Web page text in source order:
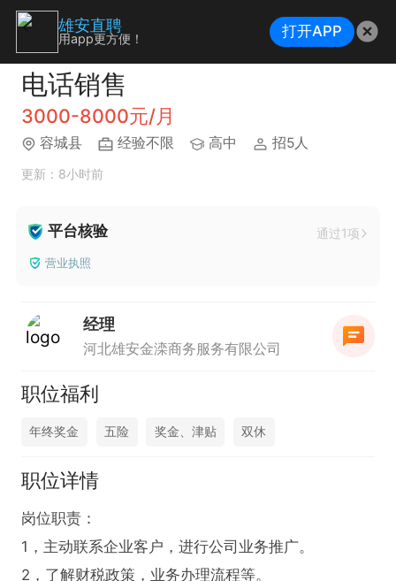
电话销售
3000-8000元/月
容城县 经验不限 高中 招5人
更新：8小时前
平台核验 通过1项
营业执照
经理
河北雄安金滦商务服务有限公司
职位福利
年终奖金 五险 奖金、津贴 双休
职位详情
岗位职责：
1，主动联系企业客户，进行公司业务推广。
2，了解财税政策，业务办理流程等。
雄安直聘
用app更方便！ 打开APP